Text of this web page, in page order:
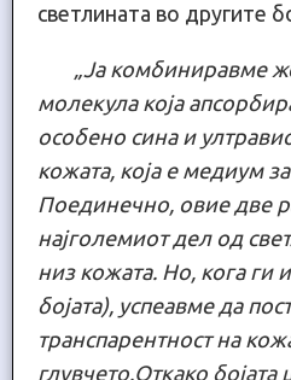
светлината во другите
„Ја комбиниравме
молекула која
особено сина и
кожата, која е медиум
Поединечно, овие две
најголемиот дел од
низ кожата. Но, кога ги
бојата), успеавме да
транспарентност на
глувчето.Откако бојата